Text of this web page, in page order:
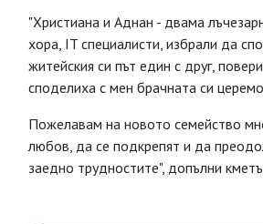
"Христиана и Аднан - двама
хора, IT специалисти, избрали да
житейския си път един с друг,
споделиха с мен брачната си
Пожелавам на новото семейство
любов, да се подкрепят и да
заедно трудностите", допълни